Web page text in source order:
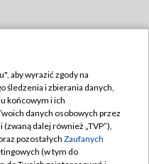
TVP
aby wyrazić zgody na
śledzenia i zbierania danych,
końcowym i ich
danych osobowych przez
dalej również „TVP”),
pozostałych Zaufanych
(w tym do